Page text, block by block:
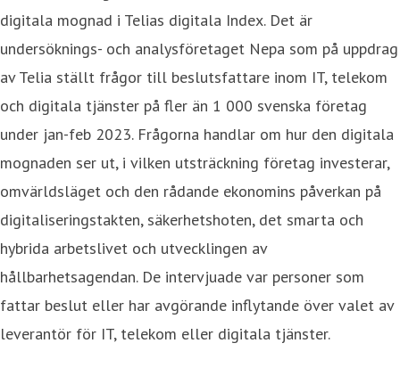
digitala mognad i Telias digitala Index. Det är
undersöknings- och analysföretaget Nepa som på uppdrag
av Telia ställt frågor till beslutsfattare inom IT, telekom
och digitala tjänster på fler än 1 000 svenska företag
under jan-feb 2023. Frågorna handlar om hur den digitala
mognaden ser ut, i vilken utsträckning företag investerar,
omvärldsläget och den rådande ekonomins påverkan på
digitaliseringstakten, säkerhetshoten, det smarta och
hybrida arbetslivet och utvecklingen av
hållbarhetsagendan. De intervjuade var personer som
fattar beslut eller har avgörande inflytande över valet av
leverantör för IT, telekom eller digitala tjänster.